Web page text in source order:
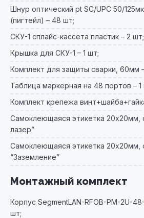
Шнур оптический pt SC/UPC 50/
(пигтейл) – 48 шт;
СКУ-1 сплайс-кассета пластик – 2 шт;
Крышка для СКУ-1 – 1 шт;
Комплект для защиты сварки, 60мм
Таблица маркерная на 48 портов – 1
Комплект крепежа
Самоклеющаяся этикетка 20х20мм,
лазер”
Самоклеющаяся этикетка 20х20мм,
“Заземление”
Монтажный комплект
Корпус SegmentLAN-RFOB-PM-2U-
шт;